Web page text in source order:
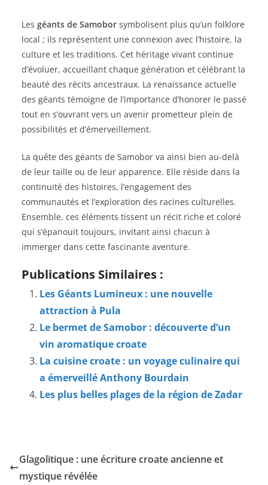
Les géants de Samobor symbolisent plus qu’un folklore
local ; ils représentent une connexion avec l’histoire, la
culture et les traditions. Cet héritage vivant continue
d’évoluer, accueillant chaque génération et célébrant la
beauté des récits ancestraux. La renaissance actuelle
des géants témoigne de l’importance d’honorer le passé
tout en s’ouvrant vers un avenir prometteur plein de
possibilités et d’émerveillement.
La quête des géants de Samobor va ainsi bien au-delà
de leur taille ou de leur apparence. Elle réside dans la
continuité des histoires, l’engagement des
communautés et l’exploration des racines culturelles.
Ensemble, ces éléments tissent un récit riche et coloré
qui s’épanouit toujours, invitant ainsi chacun à
immerger dans cette fascinante aventure.
Publications Similaires :
Les Géants Lumineux : une nouvelle
attraction à Pula
Le bermet de Samobor : découverte d’un
vin aromatique croate
La cuisine croate : un voyage culinaire qui
a émerveillé Anthony Bourdain
Les plus belles plages de la région de Zadar
Glagolitique : une écriture croate ancienne et
mystique révélée